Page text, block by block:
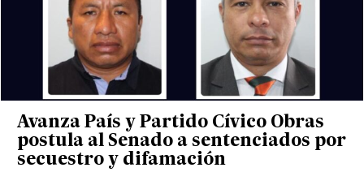
Avanza País y Partido Cívico Obras
postula al Senado a sentenciados por
secuestro y difamación